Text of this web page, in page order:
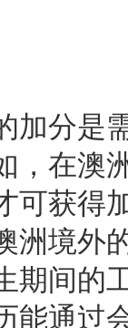
加分是
，在澳
可获得
洲境外
期间的
能通过